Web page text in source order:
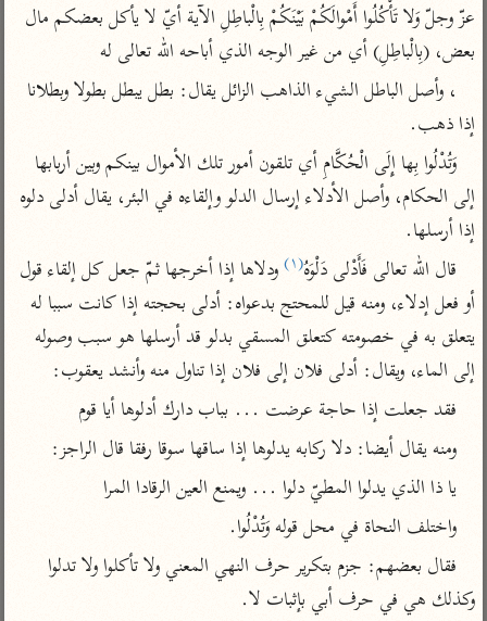
جمع الأقوال
تفسير ابن الجوزي
تفسير الماوردي
منتقاة
تفسير ابن القيم
تفسير ابن تيمية
عامّة
تفسير السمعاني
تفسير مكّي
محاسن التأويل
للقاسمي
تفسير الثعالبي
تفسير السمرقندي
تفسير الثعلبي
تفسير الرازي
أضواء البيان
نظم الدرر للبقاعي
لغة وبلاغة
التحرير والتنوير
المحرر الوجيز لابن
عطية
البحر المحيط لأبي
حيان
البسيط للواحدي
تفسير أبي السعود
الكشاف للزمخشري
تفسير ابن عثيمين
مركَّزة العبارة
تفسير الجلالين
جامع البيان للإيجي
تفسير البيضاوي
تفسير النسفي
الوجيز للواحدي
تفسير ابن أبي زمنين
آثار
موسوعة التفسير
المأثور
الدر المنثور
تفسير مقاتل
بعض، (بِالْباطِلِ) أي من غير الوجه الذي أباحه الله تعالى له
إذا ذهب.
إذا أرسلها.
قال الله تعالى فَأَدْلى دَلْوَهُ(١)
إلى الماء، ويقال: أدلى فلان إلى فلان إذا تناول منه وأنشد يعقوب:
فقد جعلت إذا حاجة عرضت ... بباب دارك أدلوها أيا قوم
ومنه يقال أيضا: دلا ركابه يدلوها إذا ساقها سوقا رفقا قال الراجز:
يا ذا الذي يدلوا المطيّ دلوا ... ويمنع العين الرقادا المرا
واختلف النحاة في محل قوله وَتُدْلُوا.
وكذلك هي في حرف أبي بإثبات لا.